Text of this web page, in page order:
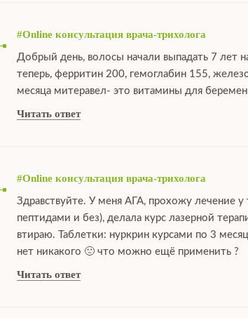
#Online консультация врача-трихолога
Добрый день, волосы начали выпадать 7 лет
теперь, ферритин 200, гемоглабин 155,
месяца митеравел- это витамины для
Читать ответ
#Online консультация врача-трихолога
Здравствуйте. У меня АГА, прохожу лечение
пептидами и без), делала курс лазерной
втираю. Таблетки: нуркрин курсами по 3
нет никакого 🙁 что можно ещё применить ?
Читать ответ